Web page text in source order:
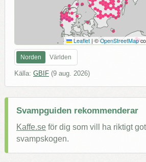
Leaflet | ©OpenStreetMap
Norden Världen
Källa: GBIF (9 aug. 2026)
Svampguiden rekommenderar
Kaffe.se för dig som vill ha riktigt
svampskogen.